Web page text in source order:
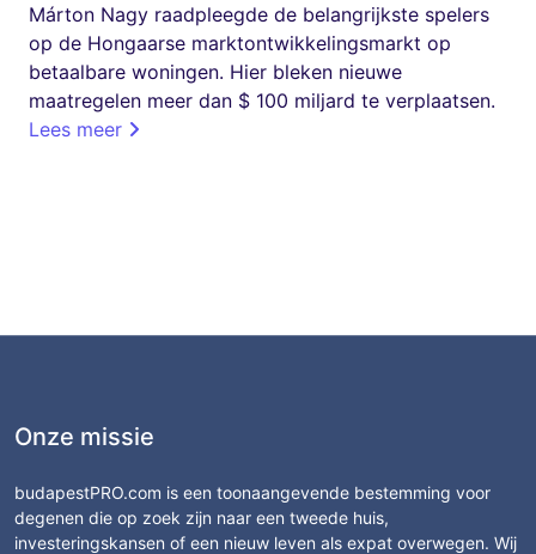
Márton Nagy raadpleegde de belangrijkste spelers
op de Hongaarse marktontwikkelingsmarkt op
betaalbare woningen. Hier bleken nieuwe
maatregelen meer dan $ 100 miljard te verplaatsen.
Lees meer
Onze missie
budapestPRO.com is een toonaangevende bestemming voor
degenen die op zoek zijn naar een tweede huis,
investeringskansen of een nieuw leven als expat overwegen. Wij